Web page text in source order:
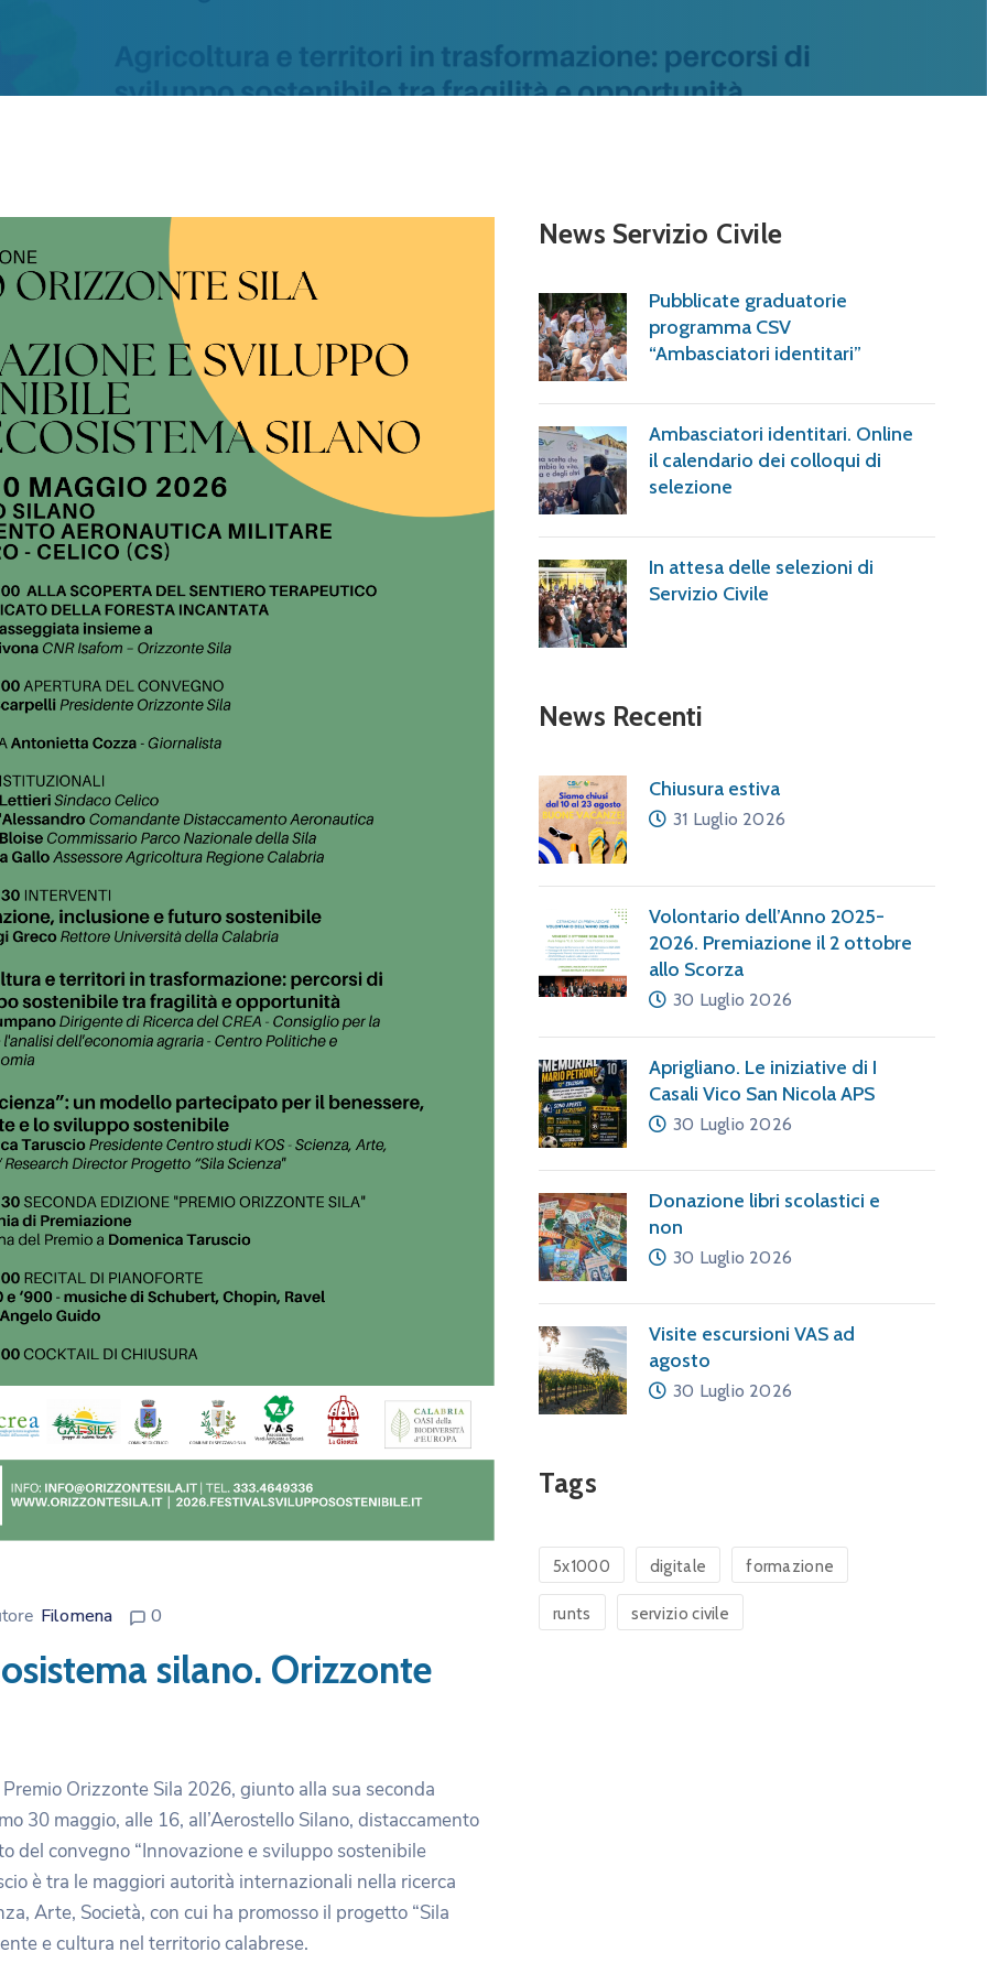
Filomena 0
silano. Orizzonte
Orizzonte Sila 2026, giunto alla sua seconda
30 maggio, alle 16, all’Aerostello Silano, distaccamento
del convegno “Innovazione e sviluppo sostenibile
è tra le maggiori autorità internazionali nella ricerca
Arte, Società, con cui ha promosso il progetto “Sila
e cultura nel territorio calabrese.
News Servizio Civile
Pubblicate graduatorie
programma CSV
“Ambasciatori identitari”
Ambasciatori identitari. Online
il calendario dei colloqui di
selezione
In attesa delle selezioni di
Servizio Civile
News Recenti
Chiusura estiva
31 Luglio 2026
Volontario dell’Anno 2025-
2026. Premiazione il 2 ottobre
allo Scorza
30 Luglio 2026
Aprigliano. Le iniziative di I
Casali Vico San Nicola APS
30 Luglio 2026
Donazione libri scolastici e
non
30 Luglio 2026
Visite escursioni VAS ad
agosto
30 Luglio 2026
Tags
5x1000 digitale formazione
runts servizio civile